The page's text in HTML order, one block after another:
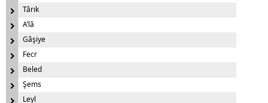
Târık
A’lâ
Gâşiye
Fecr
Beled
Şems
Leyl